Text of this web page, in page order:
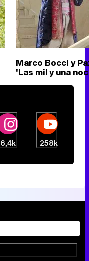
Marco Bocci y
'Las mil y una
6,4k 258k